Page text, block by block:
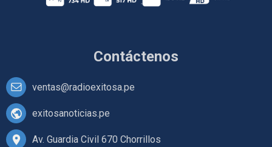
Contáctenos
ventas@radioexitosa.pe
exitosanoticias.pe
Av. Guardia Civil 670 Chorrillos